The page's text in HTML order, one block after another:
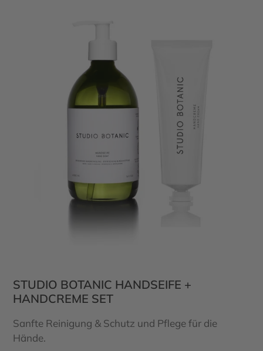
STUDIO BOTANIC HANDSEIFE +
HANDCREME SET
Sanfte Reinigung & Schutz und Pflege für die
Hände.